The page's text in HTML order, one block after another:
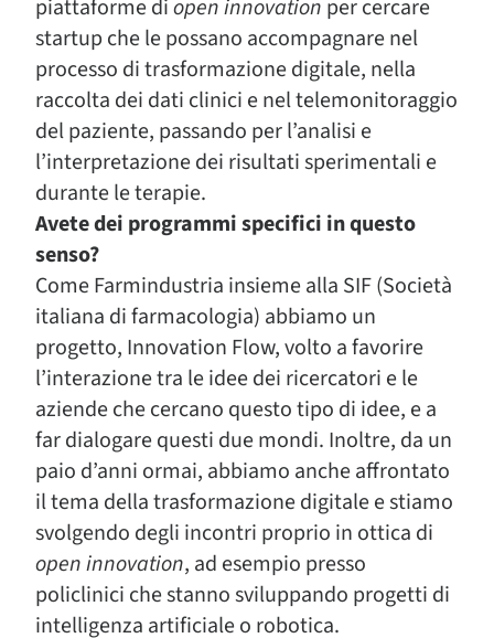
piattaforme diopen innovation per cercare
startup che le possano accompagnare nel
processo di trasformazione digitale, nella
raccolta dei dati clinici e nel telemonitoraggio
del paziente, passando per l’analisi e
l’interpretazione dei risultati sperimentali e
durante le terapie.
Avete dei programmi specifici in questo
senso?
Come Farmindustria insieme alla SIF (Società
italiana di farmacologia) abbiamo un
progetto, Innovation Flow, volto a favorire
l’interazione tra le idee dei ricercatori e le
aziende che cercano questo tipo di idee, e a
far dialogare questi due mondi. Inoltre, da un
paio d’anni ormai, abbiamo anche affrontato
il tema della trasformazione digitale e stiamo
svolgendo degli incontri proprio in ottica di
open innovation, ad esempio presso
policlinici che stanno sviluppando progetti di
intelligenza artificiale o robotica.